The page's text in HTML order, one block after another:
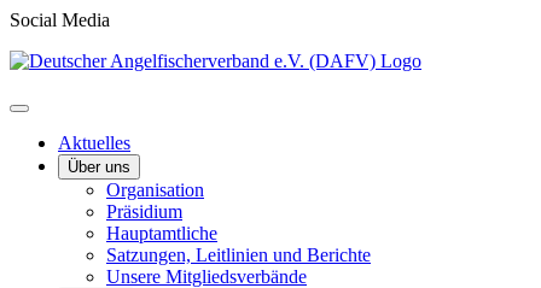
Social Media
Aktuelles
Über uns
Organisation
Präsidium
Hauptamtliche
Satzungen, Leitlinien und Berichte
Unsere Mitgliedsverbände